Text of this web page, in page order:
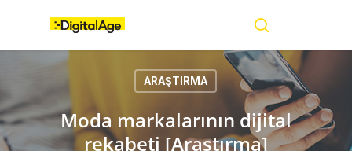
content
ARAŞTIRMA
Moda markalarının dijital
rekabeti [Araştırma]